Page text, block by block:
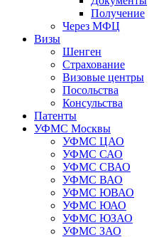
Получение
Через МФЦ
Визы
Шенген
Страхование
Визовые центры
Посольства
Консульства
Патенты
УФМС Москвы
УФМС ЦАО
УФМС САО
УФМС СВАО
УФМС ВАО
УФМС ЮВАО
УФМС ЮАО
УФМС ЮЗАО
УФМС ЗАО